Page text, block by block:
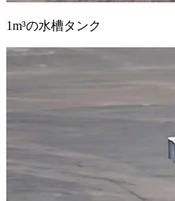
1m³の水槽タンク